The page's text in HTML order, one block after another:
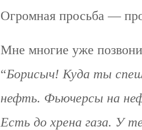
Огромная просьба —
Мне многие уже
“Борисыч! Куда ты
нефть. Фьючерсы на
Есть до хрена газа. У